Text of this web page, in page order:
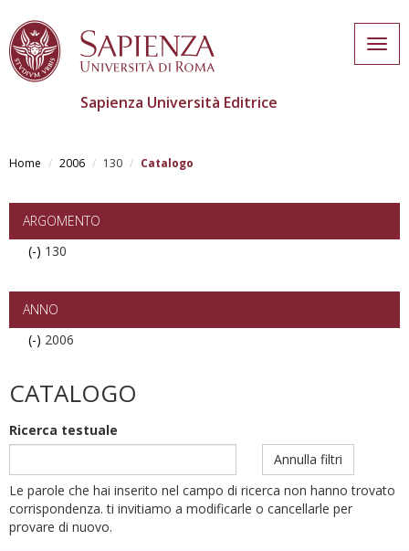
main
Sapienza Università Editrice
Home 2006 130 Catalogo
ARGOMENTO
(-) Remove
filter
130
ANNO
(-) Remove
2006
CATALOGO
Ricerca testuale
Annulla filtri
Le parole che hai inserito nel campo di ricerca non hanno trovato
corrispondenza. ti invitiamo a modificarle o cancellarle per
provare di nuovo.